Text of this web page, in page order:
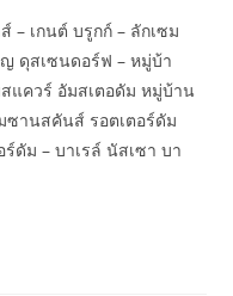
– เกนต์ บรูกก์ – ลักเซม
ญ ดุสเซนดอร์ฟ – หมู่บ้า
แควร์ อัมสเตอดัม หมู่บ้าน
ซานสคันส์ รอตเตอร์ดัม
ดัม – บาเรล์ นัสเซา บา